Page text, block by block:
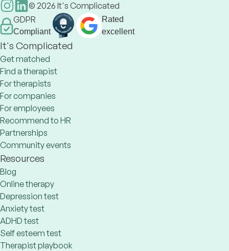
© 2026 It's Complicated
GDPR
Compliant
Rated
excellent
It's Complicated
Get matched
Find a therapist
For therapists
For companies
For employees
Recommend to HR
Partnerships
Community events
Resources
Blog
Online therapy
Depression test
Anxiety test
ADHD test
Self esteem test
Therapist playbook